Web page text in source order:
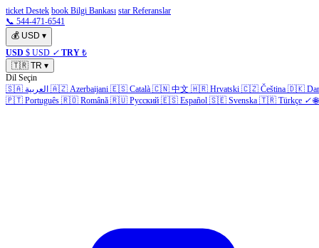
ticket Destek book Bilgi Bankası star Referanslar
📞 544-471-6541
💰 USD ▾
USD $ USD ✓ TRY ₺
🇹🇷 TR ▾
Dil Seçin
🇸🇦 العربية 🇦🇿 Azerbaijani 🇪🇸 Català 🇨🇳 中文 🇭🇷 Hrvatski 🇨🇿 Čeština 🇩🇰
🇵🇹 Português 🇷🇴 Română 🇷🇺 Русский 🇪🇸 Español 🇸🇪 Svenska 🇹🇷 Türkçe ✓ 🌐